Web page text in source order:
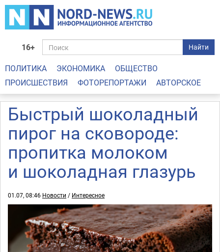
16+ Найти
ПОЛИТИКА ЭКОНОМИКА
ОБЩЕСТВО
ПРОИСШЕСТВИЯ
ФОТОРЕПОРТАЖИ АВТОРСКОЕ
Быстрый шоколадный
пирог на сковороде:
пропитка молоком
и шоколадная глазурь
01.07, 08:46 Новости / Интересное